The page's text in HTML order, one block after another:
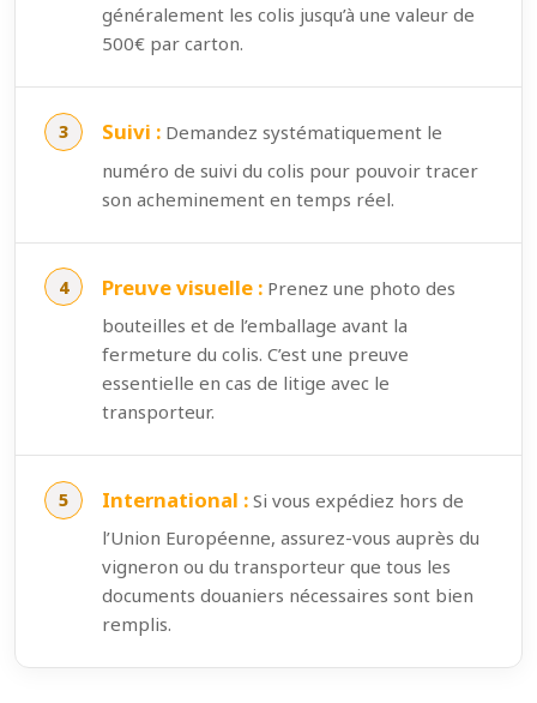
généralement les colis jusqu’à une valeur de
500€ par carton.
Suivi : Demandez systématiquement le
numéro de suivi du colis pour pouvoir tracer
son acheminement en temps réel.
Preuve visuelle : Prenez une photo des
bouteilles et de l’emballage avant la
fermeture du colis. C’est une preuve
essentielle en cas de litige avec le
transporteur.
International : Si vous expédiez hors de
l’Union Européenne, assurez-vous auprès du
vigneron ou du transporteur que tous les
documents douaniers nécessaires sont bien
remplis.